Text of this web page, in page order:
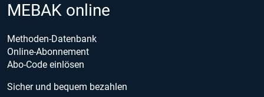
MEBAK online
Methoden-Datenbank
Online-Abonnement
Abo-Code einlösen
Sicher und bequem bezahlen